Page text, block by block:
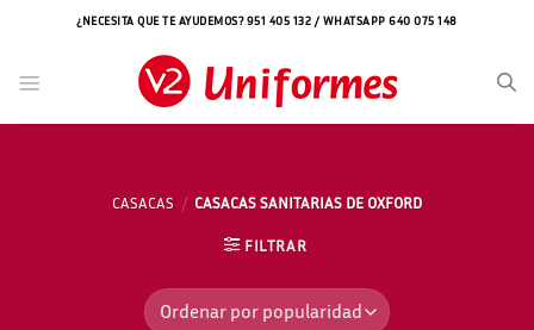
¿NECESITA QUE TE AYUDEMOS? 951 405 132 / WHATSAPP 640 075 148
CASACAS / CASACAS SANITARIAS DE OXFORD
FILTRAR